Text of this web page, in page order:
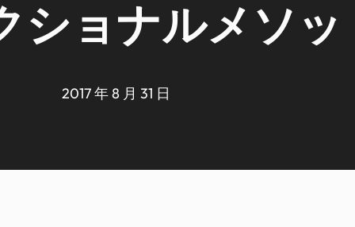
ショナルメソッ
2017 年 8 月 31 日